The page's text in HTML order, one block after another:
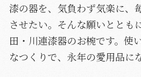
漆の器を、気負わず気楽に、
させたい。そんな願いととも
田・川連漆器のお椀です。使
なつくりで、永年の愛用品に